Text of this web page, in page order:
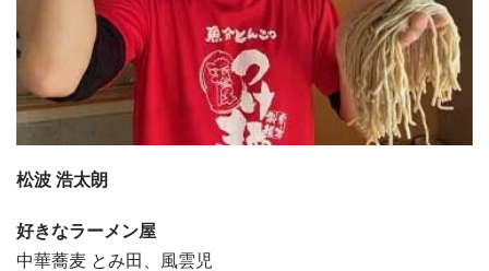
松波 浩太朗
好きなラーメン屋
中華蕎麦 とみ田、風雲児